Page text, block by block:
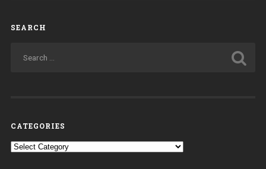
SEARCH
CATEGORIES
Categories